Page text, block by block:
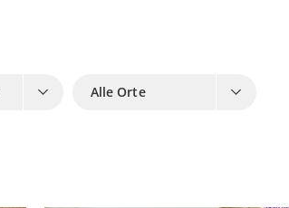
Alle Orte